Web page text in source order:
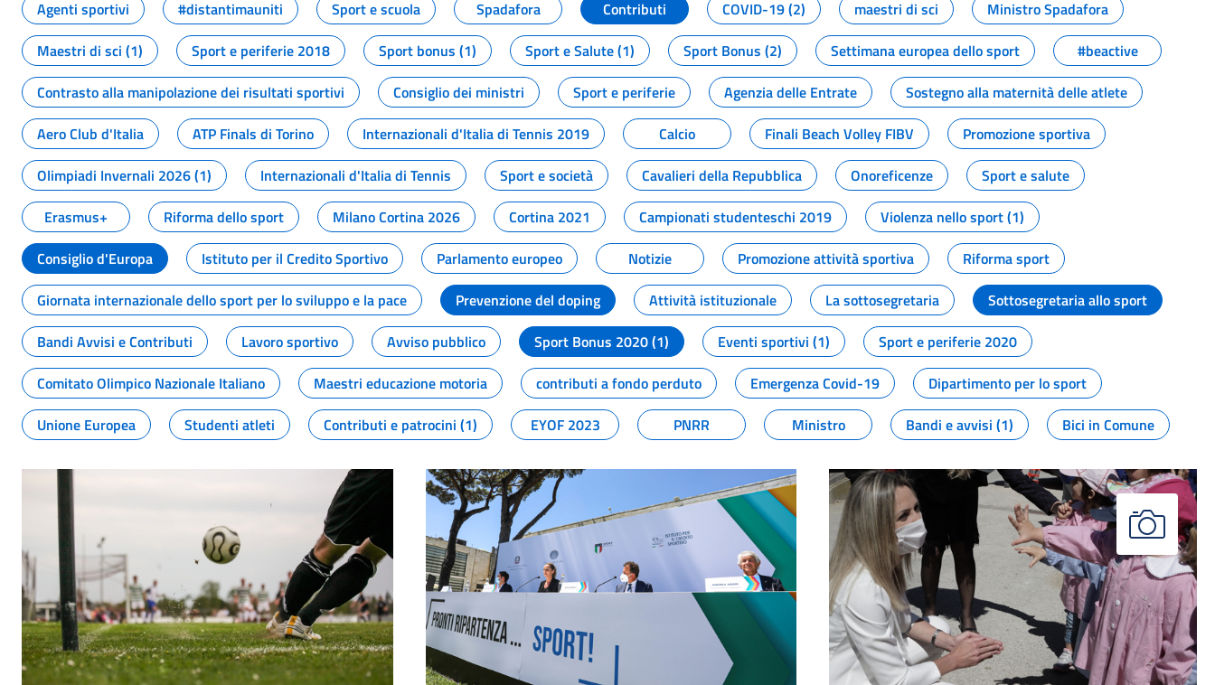
Agenti sportivi
#distantimauniti Sport e scuola Spadafora Contributi COVID-19 (2) maestri di sci
Ministro Spadafora
Maestri di sci (1)
Sport e periferie 2018 Sport bonus (1) Sport e Salute (1) Sport Bonus (2) Settimana europea dello sport
#beactive
Contrasto alla manipolazione dei risultati sportivi
Consiglio dei ministri Sport e periferie Agenzia delle Entrate
Sostegno alla maternità delle atlete
Aero Club d'Italia
ATP Finals di Torino Internazionali d'Italia di Tennis 2019 Calcio Finali Beach Volley FIBV
Promozione sportiva
Olimpiadi Invernali 2026 (1)
Internazionali d'Italia di Tennis Sport e società Cavalieri della Repubblica Onoreficenze
Sport e salute
Erasmus+
Riforma dello sport Milano Cortina 2026 Cortina 2021 Campionati studenteschi 2019
Violenza nello sport (1)
Consiglio d'Europa
Istituto per il Credito Sportivo Parlamento europeo Notizie Promozione attività sportiva
Riforma sport
Giornata internazionale dello sport per lo sviluppo e la pace
Prevenzione del doping Attività istituzionale La sottosegretaria
Sottosegretaria allo sport
Bandi Avvisi e Contributi
Lavoro sportivo Avviso pubblico Sport Bonus 2020 (1) Eventi sportivi (1)
Sport e periferie 2020
Comitato Olimpico Nazionale Italiano
Maestri educazione motoria contributi a fondo perduto Emergenza Covid-19
Dipartimento per lo sport
Unione Europea
Studenti atleti Contributi e patrocini (1) EYOF 2023 PNRR Ministro Bandi e avvisi (1) Bici in Comune